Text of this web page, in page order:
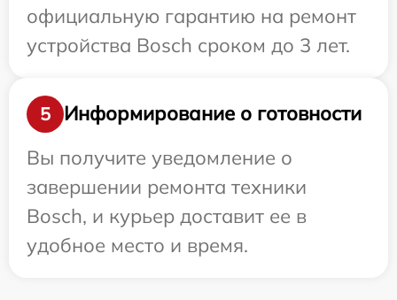
официальную гарантию на ремонт
устройства Bosch сроком до 3 лет.
5
Информирование о готовности
Вы получите уведомление о
завершении ремонта техники
Bosch, и курьер доставит ее в
удобное место и время.